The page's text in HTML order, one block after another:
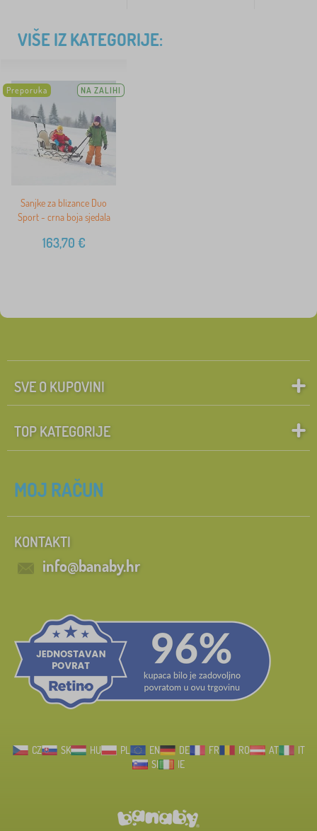
VIŠE IZ KATEGORIJE:
Preporuka NA ZALIHI
Sanjke za blizance Duo
Sport - crna boja sjedala
163,70 €
SVE O KUPOVINI
TOP KATEGORIJE
MOJ RAČUN
KONTAKTI
info@banaby.hr
CZ SK HU PL EN DE FR RO AT
IT
SI
IE